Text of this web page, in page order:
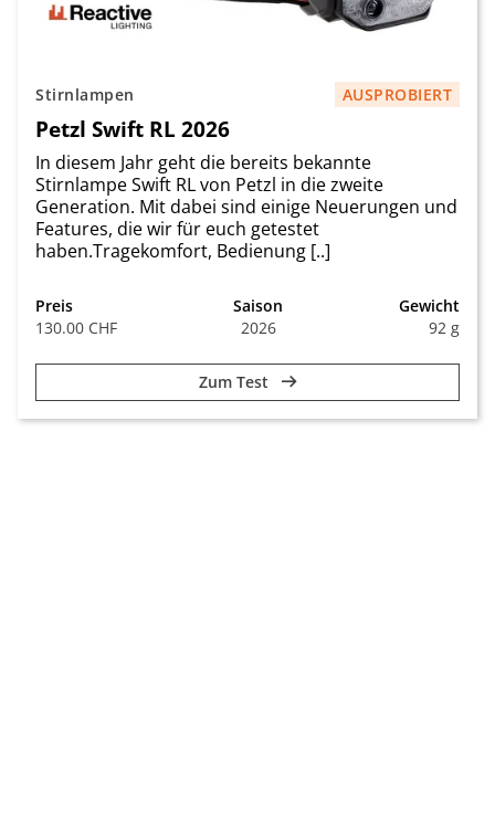
Stirnlampen AUSPROBIERT
Petzl Swift RL 2026
In diesem Jahr geht die bereits bekannte
Stirnlampe Swift RL von Petzl in die zweite
Generation. Mit dabei sind einige Neuerungen und
Features, die wir für euch getestet
haben.Tragekomfort, Bedienung [..]
Preis
130.00 CHF
Saison
2026
Gewicht
92 g
Zum Test